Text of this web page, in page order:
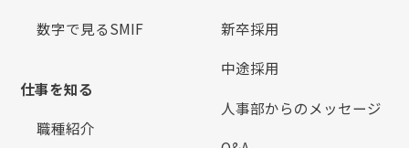
数字で見るSMIF
仕事を知る
職種紹介
新卒採用
中途採用
人事部からのメッセージ